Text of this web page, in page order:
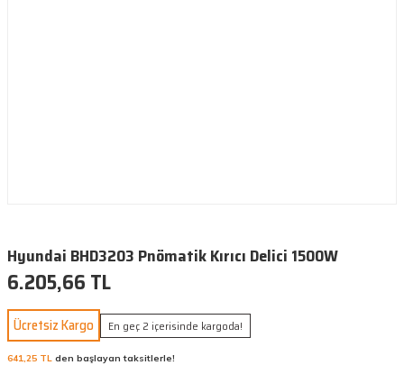
Hyundai BHD3203 Pnömatik Kırıcı Delici 1500W
6.205,66 TL
Ücretsiz Kargo En geç 2 içerisinde kargoda!
641,25 TL den başlayan taksitlerle!